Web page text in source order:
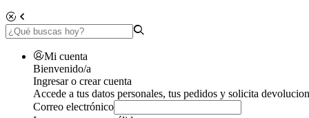
Mi cuenta
Bienvenido/a
Ingresar o crear cuenta
Accede a tus datos personales, tus pedidos y solicita
Correo electrónico